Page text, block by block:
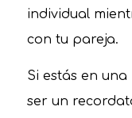
individual
con tu pareja.
Si estás en
ser un